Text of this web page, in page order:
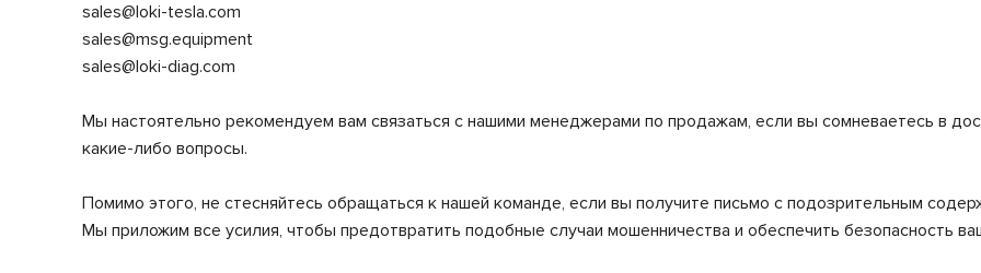
sales@loki-tesla.com
sales@msg.equipment
sales@loki-diag.com
Мы настоятельно рекомендуем вам связаться с нашими менеджерами по продажам, если вы сомневаетесь в
какие-либо вопросы.
Помимо этого, не стесняйтесь обращаться к нашей команде, если вы получите письмо с подозрительным
Мы приложим все усилия, чтобы предотвратить подобные случаи мошенничества и обеспечить безопасность